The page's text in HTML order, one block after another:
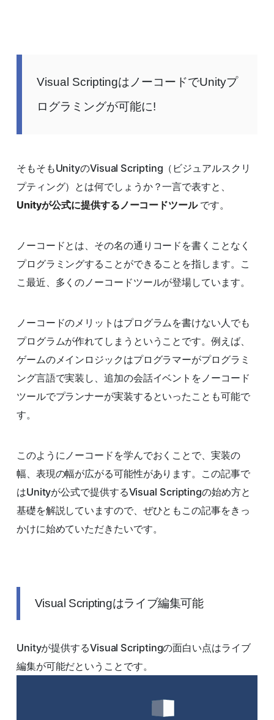
Visual ScriptingはノーコードでUnityプ
ログラミングが可能に!
そもそもUnityのVisual Scripting（ビジュアルスクリ
プティング）とは何でしょうか？一言で表すと、
Unityが公式に提供するノーコードツールです。
ノーコードとは、その名の通りコードを書くことなく
プログラミングすることができることを指します。こ
こ最近、多くのノーコードツールが登場しています。
ノーコードのメリットはプログラムを書けない人でも
プログラムが作れてしまうということです。例えば、
ゲームのメインロジックはプログラマーがプログラミ
ング言語で実装し、追加の会話イベントをノーコード
ツールでプランナーが実装するといったことも可能で
す。
このようにノーコードを学んでおくことで、実装の
幅、表現の幅が広がる可能性があります。この記事で
はUnityが公式で提供するVisual Scriptingの始め方と
基礎を解説していますので、ぜひともこの記事をきっ
かけに始めていただきたいです。
Visual Scriptingはライブ編集可能
Unityが提供するVisual Scriptingの面白い点はライブ
編集が可能だということです。